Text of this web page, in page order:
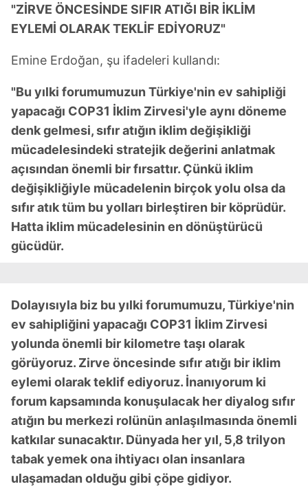
"ZİRVE ÖNCESİNDE SIFIR ATIĞI BİR İKLİM
EYLEMİ OLARAK TEKLİF EDİYORUZ"
Emine Erdoğan, şu ifadeleri kullandı:
"Bu yılki forumumuzun Türkiye'nin ev sahipliği
yapacağı COP31 İklim Zirvesi'yle aynı döneme
denk gelmesi, sıfır atığın iklim değişikliği
mücadelesindeki stratejik değerini anlatmak
açısından önemli bir fırsattır. Çünkü iklim
değişikliğiyle mücadelenin birçok yolu olsa da
sıfır atık tüm bu yolları birleştiren bir köprüdür.
Hatta iklim mücadelesinin en dönüştürücü
gücüdür.
Dolayısıyla biz bu yılki forumumuzu, Türkiye'nin
ev sahipliğini yapacağı COP31 İklim Zirvesi
yolunda önemli bir kilometre taşı olarak
görüyoruz. Zirve öncesinde sıfır atığı bir iklim
eylemi olarak teklif ediyoruz. İnanıyorum ki
forum kapsamında konuşulacak her diyalog sıfır
atığın bu merkezi rolünün anlaşılmasında önemli
katkılar sunacaktır. Dünyada her yıl, 5,8 trilyon
tabak yemek ona ihtiyacı olan insanlara
ulaşamadan olduğu gibi çöpe gidiyor.